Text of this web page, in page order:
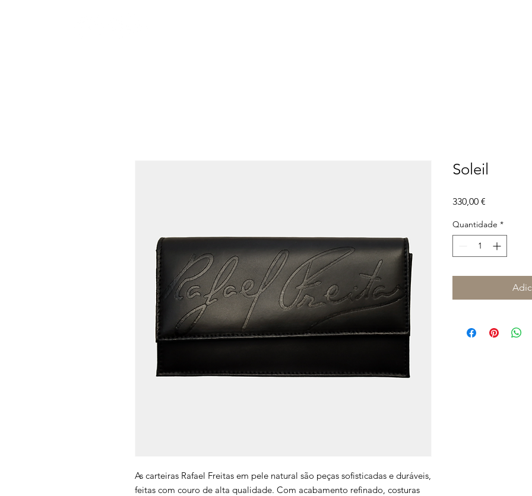
As carteiras Rafael Freitas em pele natural são peças sofisticadas e duráveis,
feitas com couro de alta qualidade. Com acabamento refinado, costuras
Soleil
330,00 €
Quantidade *